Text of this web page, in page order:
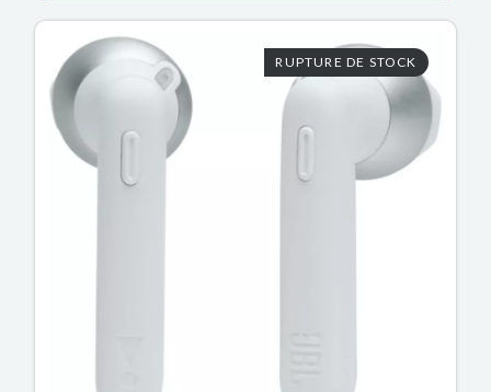
RUPTURE DE STOCK